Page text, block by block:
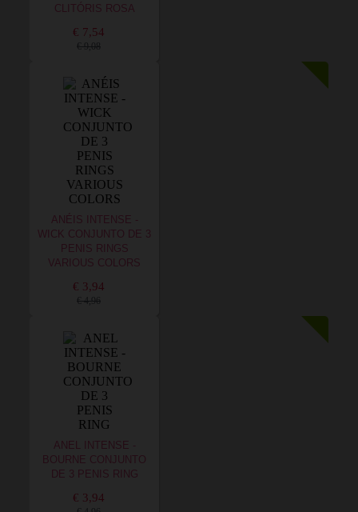
CLITÓRIS ROSA
€ 7,54
€ 9,08
ANÉIS INTENSE -
WICK CONJUNTO DE 3
PENIS RINGS
VARIOUS COLORS
€ 3,94
€ 4,96
ANEL INTENSE -
BOURNE CONJUNTO
DE 3 PENIS RING
€ 3,94